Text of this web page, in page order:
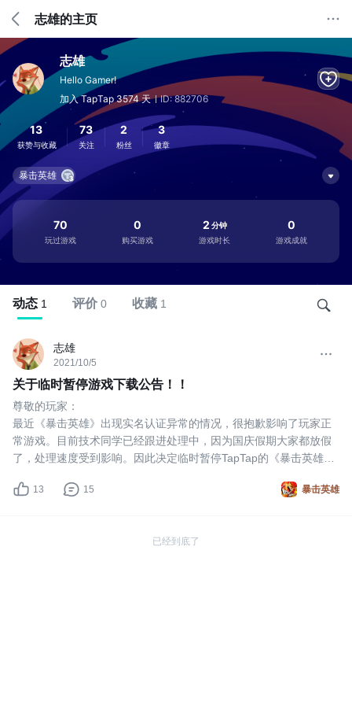
志雄的主页
志雄
Hello Gamer!
加入 TapTap 3574 天
ID: 882706
13
获赞与收藏
73
关注
2
粉丝
3
徽章
暴击英雄
70
玩过游戏
0
购买游戏
2 分钟
游戏时长
0
游戏成就
动态 1 评价 0 收藏 1
志雄
2021/10/5
关于临时暂停游戏下载公告！！
尊敬的玩家：
﻿最近《暴击英雄》出现实名认证异常的情况，很抱歉影响了玩家正
常游戏。目前技术同学已经跟进处理中，因为国庆假期大家都放假
了，处理速度受到影响。因此决定临时暂停TapTap的《暴击英雄》
﻿很抱歉，由于项目已经开发完结，我们都投入到新的开发工作中，
暴击英雄
13 15
已经到底了